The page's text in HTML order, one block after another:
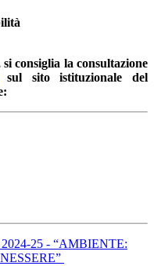
consiglia la consultazione
sul sito istituzionale del
2024-25 - “AMBIENTE: